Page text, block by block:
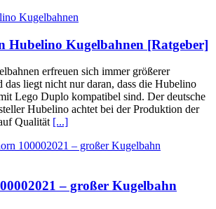
Hubelino Kugelbahnen [Ratgeber]
erfreuen sich immer größerer
das liegt nicht nur daran, dass die Hubelino
Lego Duplo kompatibel sind. Der deutsche
Hubelino achtet bei der Produktion der
Qualität [...]
– großer Kugelbahn